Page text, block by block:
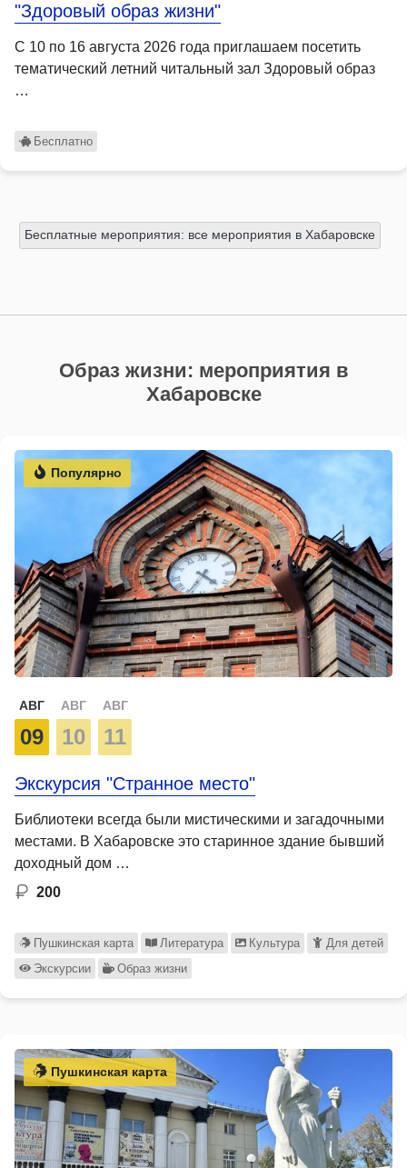
"Здоровый образ жизни"
С 10 по 16 августа 2026 года приглашаем посетить
тематический летний читальный зал Здоровый образ
…
Бесплатно
Бесплатные мероприятия: все мероприятия в Хабаровске
Образ жизни: мероприятия в
Хабаровске
Популярно
АВГ
09
АВГ
10
АВГ
11
Экскурсия "Странное место"
Библиотеки всегда были мистическими и загадочными
местами. В Хабаровске это старинное здание бывший
доходный дом …
200
Пушкинская карта Литература Культура
Для детей
Экскурсии
Образ жизни
Пушкинская карта